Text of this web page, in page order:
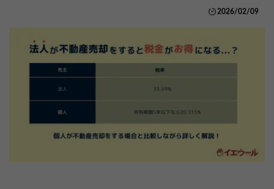
2026/02/09